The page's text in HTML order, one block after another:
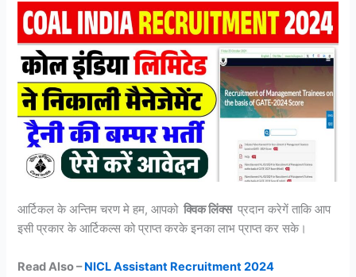
आर्टिकल के अन्तिम चरण मे हम, आपको क्विक लिंक्स प्रदान करेगें ताकि आप
इसी प्रकार के आर्टिकल्स को प्राप्त करके इनका लाभ प्राप्त कर सके।
Read Also –NICL Assistant Recruitment 2024